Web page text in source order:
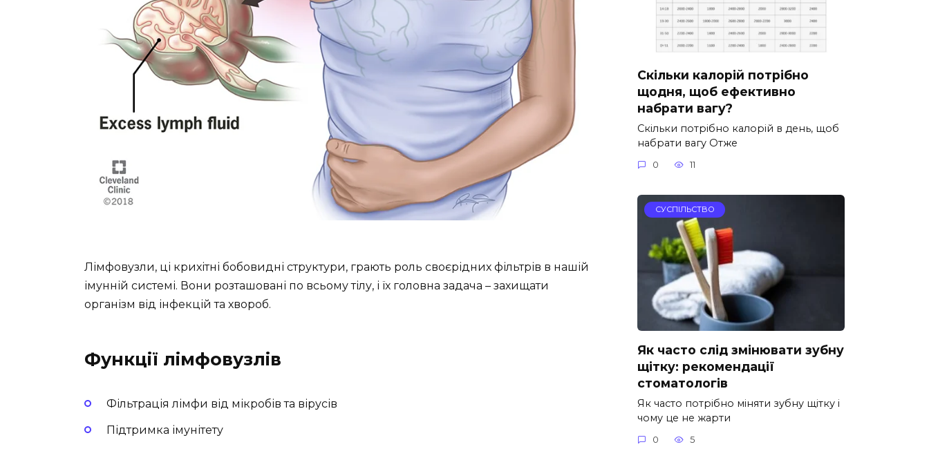
Лімфовузли, ці крихітні бобовидні структури, грають роль своєрідних фільтрів в нашій
імунній системі. Вони розташовані по всьому тілу, і їх головна задача – захищати
організм від інфекцій та хвороб.
Функції лімфовузлів
Фільтрація лімфи від мікробів та вірусів
Підтримка імунітету
Скільки калорій потрібно
щодня, щоб ефективно
набрати вагу?
Скільки потрібно калорій в день, щоб
набрати вагу Отже
0 11
СУСПІЛЬСТВО
Як часто слід змінювати зубну
щітку: рекомендації
стоматологів
Як часто потрібно міняти зубну щітку і
чому це не жарти
0 5